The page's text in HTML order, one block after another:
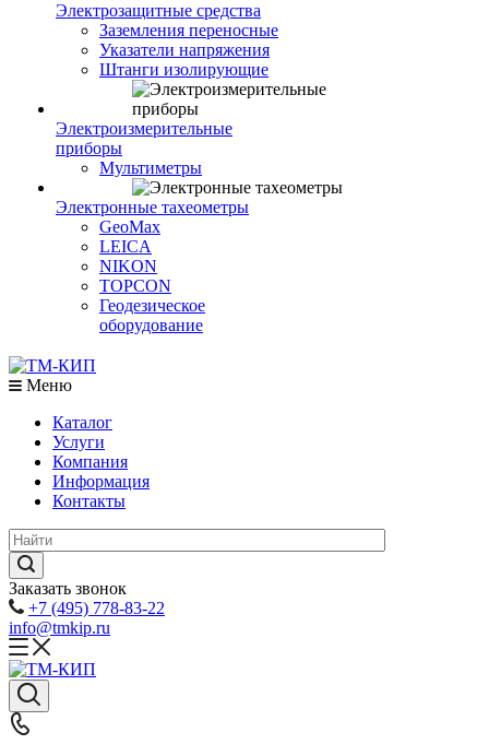
Электрозащитные средства
Заземления переносные
Указатели напряжения
Штанги изолирующие
Электроизмерительные
приборы
Мультиметры
Электронные тахеометры
GeoMax
LEICA
NIKON
TOPCON
Геодезическое
оборудование
Меню
Каталог
Услуги
Компания
Информация
Контакты
Заказать звонок
+7 (495) 778-83-22
info@tmkip.ru